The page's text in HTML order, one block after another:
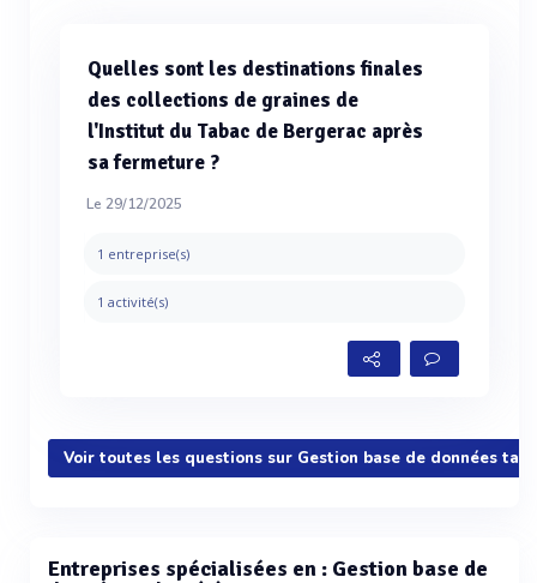
Quelles sont les destinations finales
des collections de graines de
l'Institut du Tabac de Bergerac après
sa fermeture ?
Le 29/12/2025
1 entreprise(s)
1 activité(s)
Voir toutes les questions sur Gestion base de données
Entreprises spécialisées en : Gestion base de